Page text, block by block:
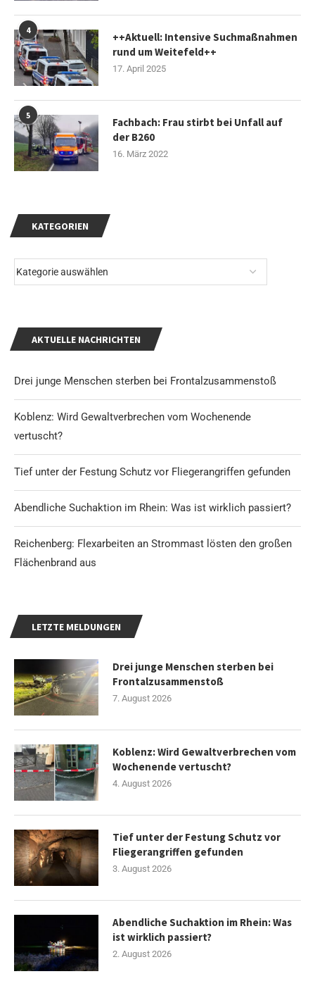
KATEGORIEN
AKTUELLE NACHRICHTEN
Drei junge Menschen sterben bei Frontalzusammenstoß
Koblenz: Wird Gewaltverbrechen vom Wochenende
vertuscht?
Tief unter der Festung Schutz vor Fliegerangriffen gefunden
Abendliche Suchaktion im Rhein: Was ist wirklich passiert?
Reichenberg: Flexarbeiten an Strommast lösten den großen
Flächenbrand aus
LETZTE MELDUNGEN
Drei junge Menschen sterben bei
Frontalzusammenstoß
7. August 2026
Koblenz: Wird Gewaltverbrechen vom
Wochenende vertuscht?
4. August 2026
Tief unter der Festung Schutz vor
Fliegerangriffen gefunden
3. August 2026
Abendliche Suchaktion im Rhein: Was
ist wirklich passiert?
2. August 2026
4
++Aktuell: Intensive Suchmaßnahmen
rund um Weitefeld++
17. April 2025
5
Fachbach: Frau stirbt bei Unfall auf
der B260
16. März 2022